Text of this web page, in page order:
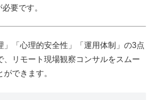
要です。
」「心理的安全性」「運用体制」の3点
、リモート現場観察コンサルをスムー
できます。